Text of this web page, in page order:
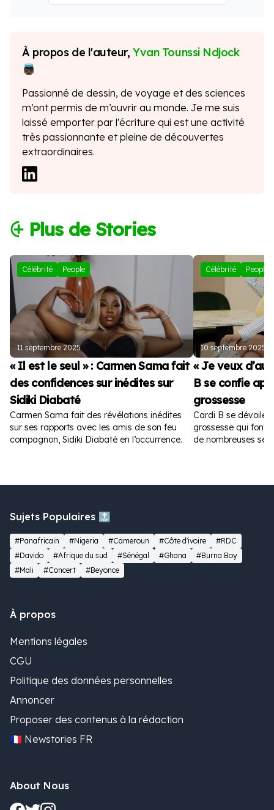
À propos de l'auteur,Yvan Tounssi Ndjock
Passionné de dessin, de voyage et des sciences
m’ont permis de m’ouvrir au monde. Je me suis
laissé emporter par l'écriture qui est une activité
très passionnante et pleine de découvertes
extraordinaires.
⨭ Plus de Stories
Célébrité People
11 septembre 2025
« Il est le seul » : Carmen Sama fait
des confidences sur inédites sur
Sidiki Diabaté
Carmen Sama fait des révélations inédites
sur ses rapports avec les amis de son feu
compagnon, Sidiki Diabaté en l’occurrence.
Célébrité People
10 septembre 2025
« Je veux
B se confie
grossesse
Cardi B se dévoile
grossesse qui font
de nombreuses
Sujets Populaires 🔝
#Panafricain #Nigeria #Cameroun #Côte d'ivoire
#RDC
#Davido
#Afrique du sud #Sénégal #Ghana
#Burna Boy
#Mali
#Concert #Beyonce
À propos
Mentions légales
CGU
Politique des données personnelles
Annoncer
Proposer des contenus à la rédaction
🇫🇷 Newstories FR
About Nous